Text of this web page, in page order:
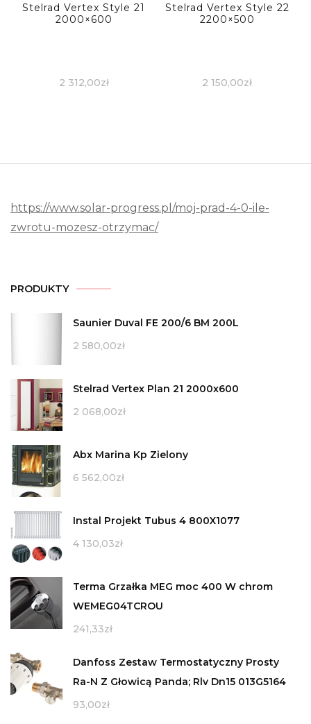
Stelrad Vertex Style 21
2000×600
2 312,00zł
Stelrad Vertex Style 22
2200×500
2 150,00zł
https://www.solar-progress.pl/moj-prad-4-0-ile-
zwrotu-mozesz-otrzymac/
PRODUKTY
Saunier Duval FE 200/6 BM 200L
2 580,00zł
Stelrad Vertex Plan 21 2000x600
2 068,00zł
Abx Marina Kp Zielony
6 562,00zł
Instal Projekt Tubus 4 800X1077
4 130,03zł
Terma Grzałka MEG moc 400 W chrom
WEMEG04TCROU
241,33zł
Danfoss Zestaw Termostatyczny Prosty
Ra-N Z Głowicą Panda; Rlv Dn15 013G5164
93,00zł